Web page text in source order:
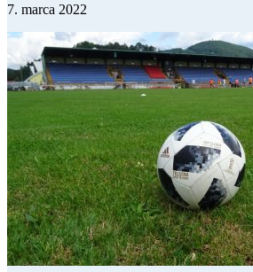
7. marca 2022